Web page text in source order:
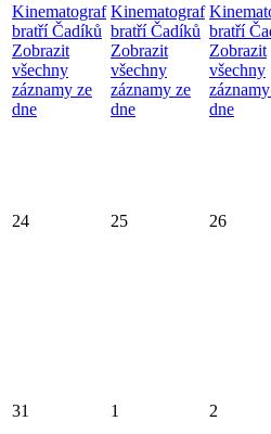
Kinematograf
bratří Čadíků
Zobrazit
všechny
záznamy ze
dne
Kinematograf
bratří Čadíků
Zobrazit
všechny
záznamy ze
dne
bratří
Zobrazit
všechny
dne
24 25 26
31 1 2